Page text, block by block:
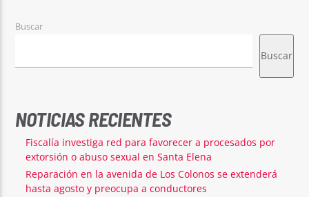
Buscar
Buscar
NOTICIAS RECIENTES
Fiscalía investiga red para favorecer a procesados por
extorsión o abuso sexual en Santa Elena
Reparación en la avenida de Los Colonos se extenderá
hasta agosto y preocupa a conductores